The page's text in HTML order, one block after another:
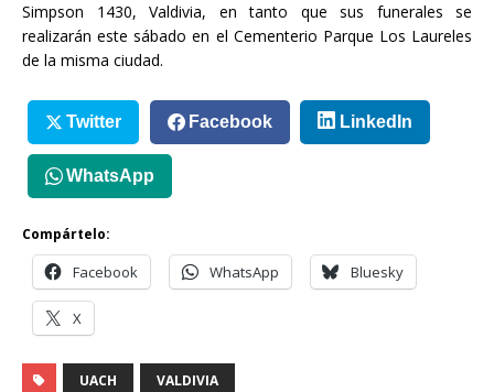
Simpson 1430, Valdivia, en tanto que sus funerales se
realizarán este sábado en el Cementerio Parque Los Laureles
de la misma ciudad.
Twitter Facebook LinkedIn
WhatsApp
Compártelo:
Facebook WhatsApp Bluesky
X
UACH VALDIVIA